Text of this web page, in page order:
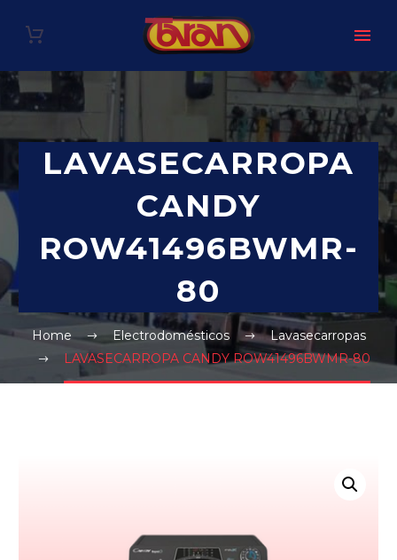
LAVASECARROPA
CANDY
ROW41496BWMR-
80
Home Electrodomésticos
Lavasecarropas
LAVASECARROPA CANDY ROW41496BWMR-80